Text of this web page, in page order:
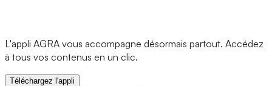
L'appli AGRA vous accompagne désormais partout. Accédez
à tous vos contenus en un clic.
Téléchargez l'appli